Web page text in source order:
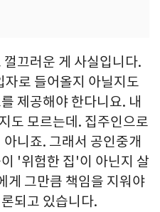
끄러운 게 사실입니다.
로 들어올지 아닐지도
제공해야 한다니요. 내
도 모르는데. 집주인으로
니죠. 그래서 공인중개
'위험한 집'이 아닌지 살
게 그만큼 책임을 지워야
되고 있습니다.